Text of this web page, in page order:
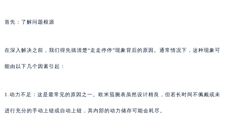
首先：了解问题根源
在深入解决之前，我们得先搞清楚“走走停停”现象背后的原因。通常情况下，这种现象可
能由以下几个因素引起：
1.动力不足：这是最常见的原因之一。欧米茄腕表虽然设计精良，但若长时间不佩戴或未
进行充分的手动上链或自动上链，其内部的动力储存可能会耗尽。